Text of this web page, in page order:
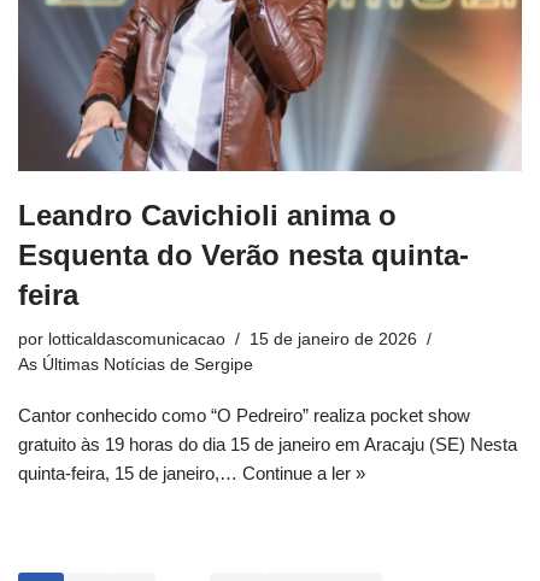
Leandro Cavichioli anima o
Esquenta do Verão nesta quinta-
feira
por lotticaldascomunicacao
15 de janeiro de 2026
As Últimas Notícias de Sergipe
Cantor conhecido como “O Pedreiro” realiza pocket show
gratuito às 19 horas do dia 15 de janeiro em Aracaju (SE) Nesta
quinta-feira, 15 de janeiro,… Continue a ler »